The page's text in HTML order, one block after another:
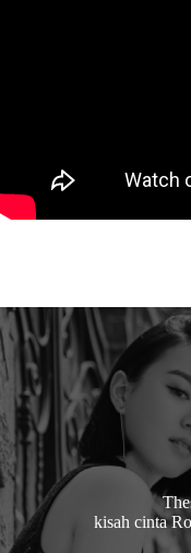
kisah cinta